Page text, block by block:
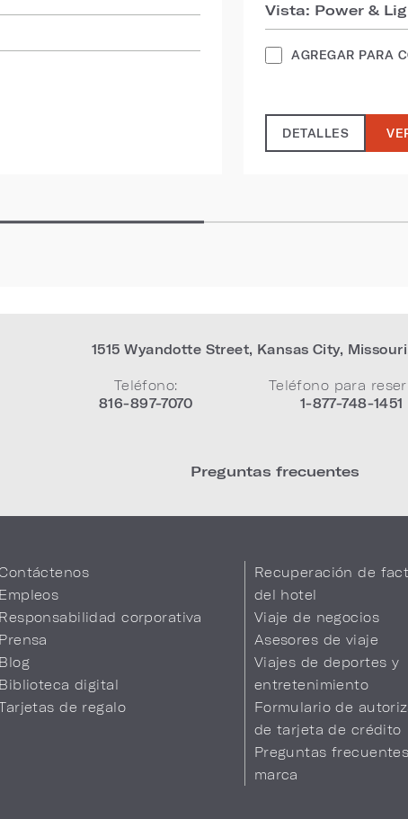
Vista: Power &
AGREGAR PARA
DETALLES
1515 Wyandotte Street, Kansas City, Missouri
Teléfono:
816-897-7070
Teléfono para
1-877-748-1451
Preguntas frecuentes
Empleos
Responsabilidad corporativa
Prensa
Blog
Biblioteca digital
de regalo
Recuperación de
del hotel
Viaje de negocios
Asesores de viaje
Viajes de deportes y
entretenimiento
Formulario de
de tarjeta de crédito
Preguntas
marca